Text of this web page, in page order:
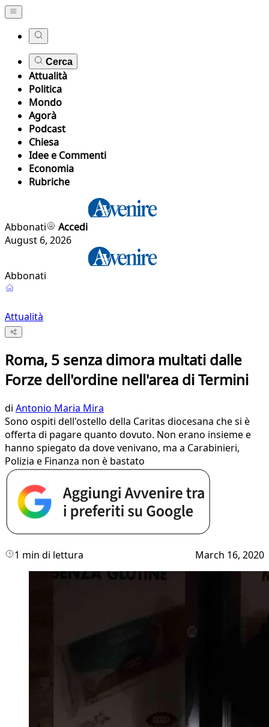
Cerca
Attualità
Politica
Mondo
Agorà
Podcast
Chiesa
Idee e Commenti
Economia
Rubriche
Abbonati
Accedi
August 6, 2026
Abbonati
Attualità
Roma, 5 senza dimora multati dalle
Forze dell'ordine nell'area di Termini
di Antonio Maria Mira
Sono ospiti dell'ostello della Caritas diocesana che si è
offerta di pagare quanto dovuto. Non erano insieme e
hanno spiegato da dove venivano, ma a Carabinieri,
Polizia e Finanza non è bastato
1 min di lettura March 16, 2020